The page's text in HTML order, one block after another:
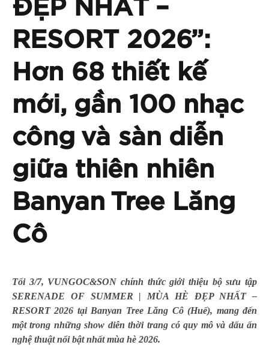
ĐẸP NHẤT –
RESORT 2026”:
Hơn 68 thiết kế
mới, gần 100 nhạc
công và sàn diễn
giữa thiên nhiên
Banyan Tree Lăng
Cô
Tối 3/7, VUNGOC&SON chính thức giới thiệu bộ sưu tập
SERENADE OF SUMMER | MÙA HÈ ĐẸP NHẤT –
RESORT 2026 tại Banyan Tree Lăng Cô (Huế), mang đến
một trong những show diễn thời trang có quy mô và dấu ấn
nghệ thuật nổi bật nhất mùa hè 2026.